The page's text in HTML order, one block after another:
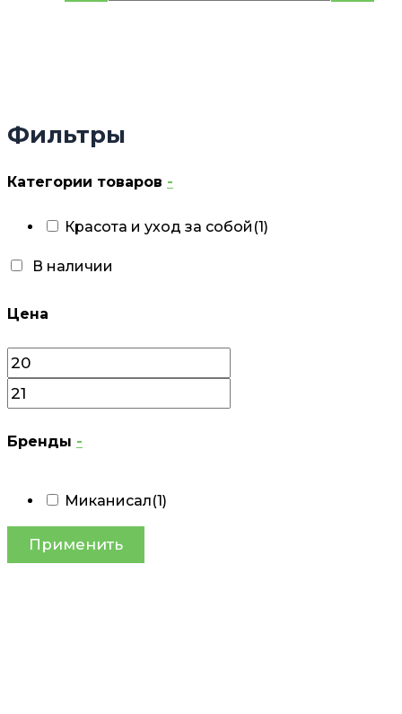
Фильтры
Категории товаров -
Красота и уход за собой (1)
В наличии
Цена
Бренды -
Миканисал(1)
Применить